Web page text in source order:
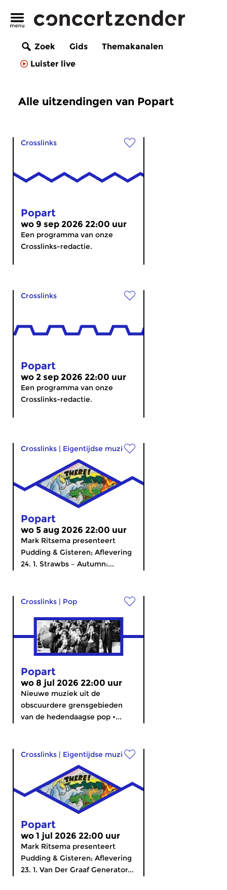
Zoek Gids
Themakanalen
Luister live
Alle uitzendingen van Popart
Crosslinks
Popart
wo 9 sep 2026 22:00 uur
Een programma van onze
Crosslinks-redactie.
Crosslinks
Popart
wo 2 sep 2026 22:00 uur
Een programma van onze
Crosslinks-redactie.
Crosslinks | Eigentijdse muziek
Popart
wo 5 aug 2026 22:00 uur
Mark Ritsema presenteert
Pudding & Gisteren; Aflevering
24. 1. Strawbs – Autumn:...
Crosslinks | Pop
Popart
wo 8 jul 2026 22:00 uur
Nieuwe muziek uit de
obscuurdere grensgebieden
van de hedendaagse pop •...
Crosslinks | Eigentijdse muziek
Popart
wo 1 jul 2026 22:00 uur
Mark Ritsema presenteert
Pudding & Gisteren; Aflevering
23. 1. Van Der Graaf Generator...